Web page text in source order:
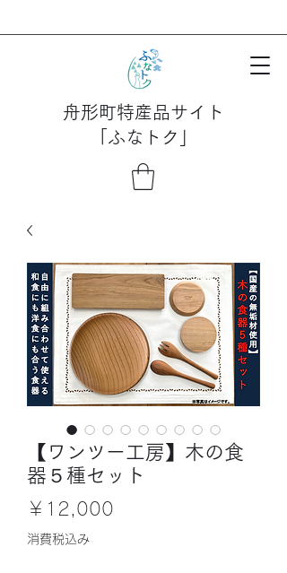
舟形町特産品サイト
「ふなトク」
【ワンツー工房】木の食
器５種セット
￥12,000
消費税込み